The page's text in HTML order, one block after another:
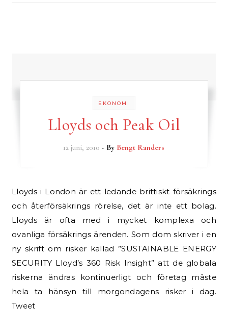
EKONOMI
Lloyds och Peak Oil
12 juni, 2010 - By Bengt Randers
Lloyds i London är ett ledande brittiskt försäkrings
och återförsäkrings rörelse, det är inte ett bolag.
Lloyds är ofta med i mycket komplexa och
ovanliga försäkrings ärenden. Som dom skriver i en
ny skrift om risker kallad ”SUSTAINABLE ENERGY
SECURITY Lloyd’s 360 Risk Insight” att de globala
riskerna ändras kontinuerligt och företag måste
hela ta hänsyn till morgondagens risker i dag.
Tweet